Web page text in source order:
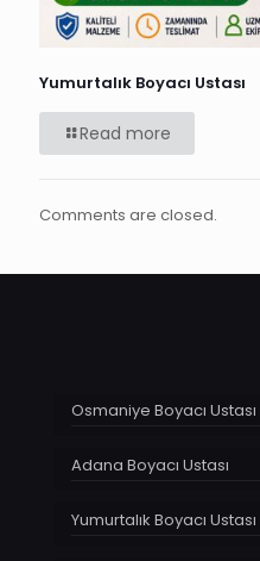
Yumurtalık Boyacı Ustası
Read more
Comments are closed.
Osmaniye Boyacı Ustası
Adana Boyacı Ustası
Yumurtalık Boyacı Ustası